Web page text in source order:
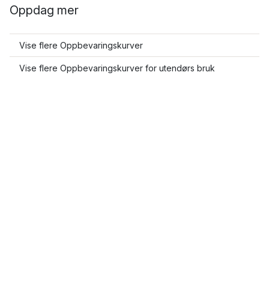
Oppdag mer
Vise flere Oppbevaringskurver
Vise flere Oppbevaringskurver for utendørs bruk